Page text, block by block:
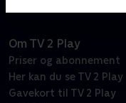
Om TV 2 Play
Priser og abonnement
Her kan du se TV 2 Play
Gavekort til TV 2 Play